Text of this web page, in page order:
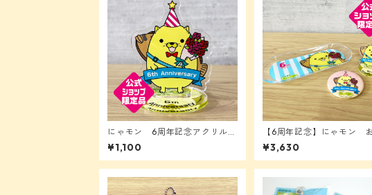
にゃモン 6周年記念アクリルス
タンド
¥1,100
【6周年記念】にゃモン
とうセット
¥3,630